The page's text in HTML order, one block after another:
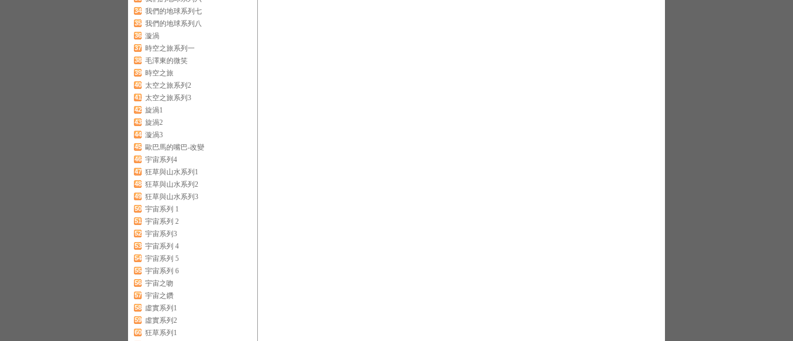
34 我們的地球系列七
35 我們的地球系列八
36 漩渦
37 時空之旅系列一
38 毛澤東的微笑
39 時空之旅
40 太空之旅系列2
41 太空之旅系列3
42 旋渦1
43 旋渦2
44 漩渦3
45 歐巴馬的嘴巴-改變
46 宇宙系列4
47 狂草與山水系列1
48 狂草與山水系列2
49 狂草與山水系列3
50 宇宙系列 1
51 宇宙系列 2
52 宇宙系列3
53 宇宙系列 4
54 宇宙系列 5
55 宇宙系列 6
56 宇宙之吻
57 宇宙之鑽
58 虛實系列1
59 虛實系列2
60 狂草系列1